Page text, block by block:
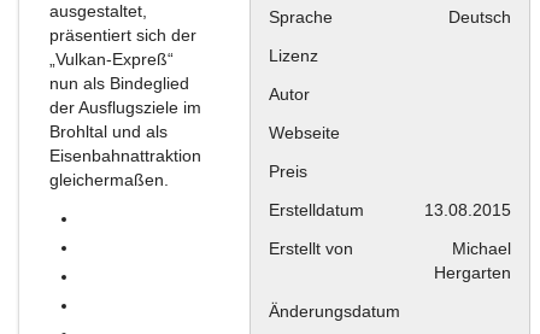
ausgestaltet,
präsentiert sich der
„Vulkan-Expreß“
nun als Bindeglied
der Ausflugsziele im
Brohltal und als
Eisenbahnattraktion
gleichermaßen.
Sprache
Deutsch
Lizenz
Autor
Webseite
Preis
Erstelldatum
13.08.2015
Erstellt von
Michael
Hergarten
Änderungsdatum